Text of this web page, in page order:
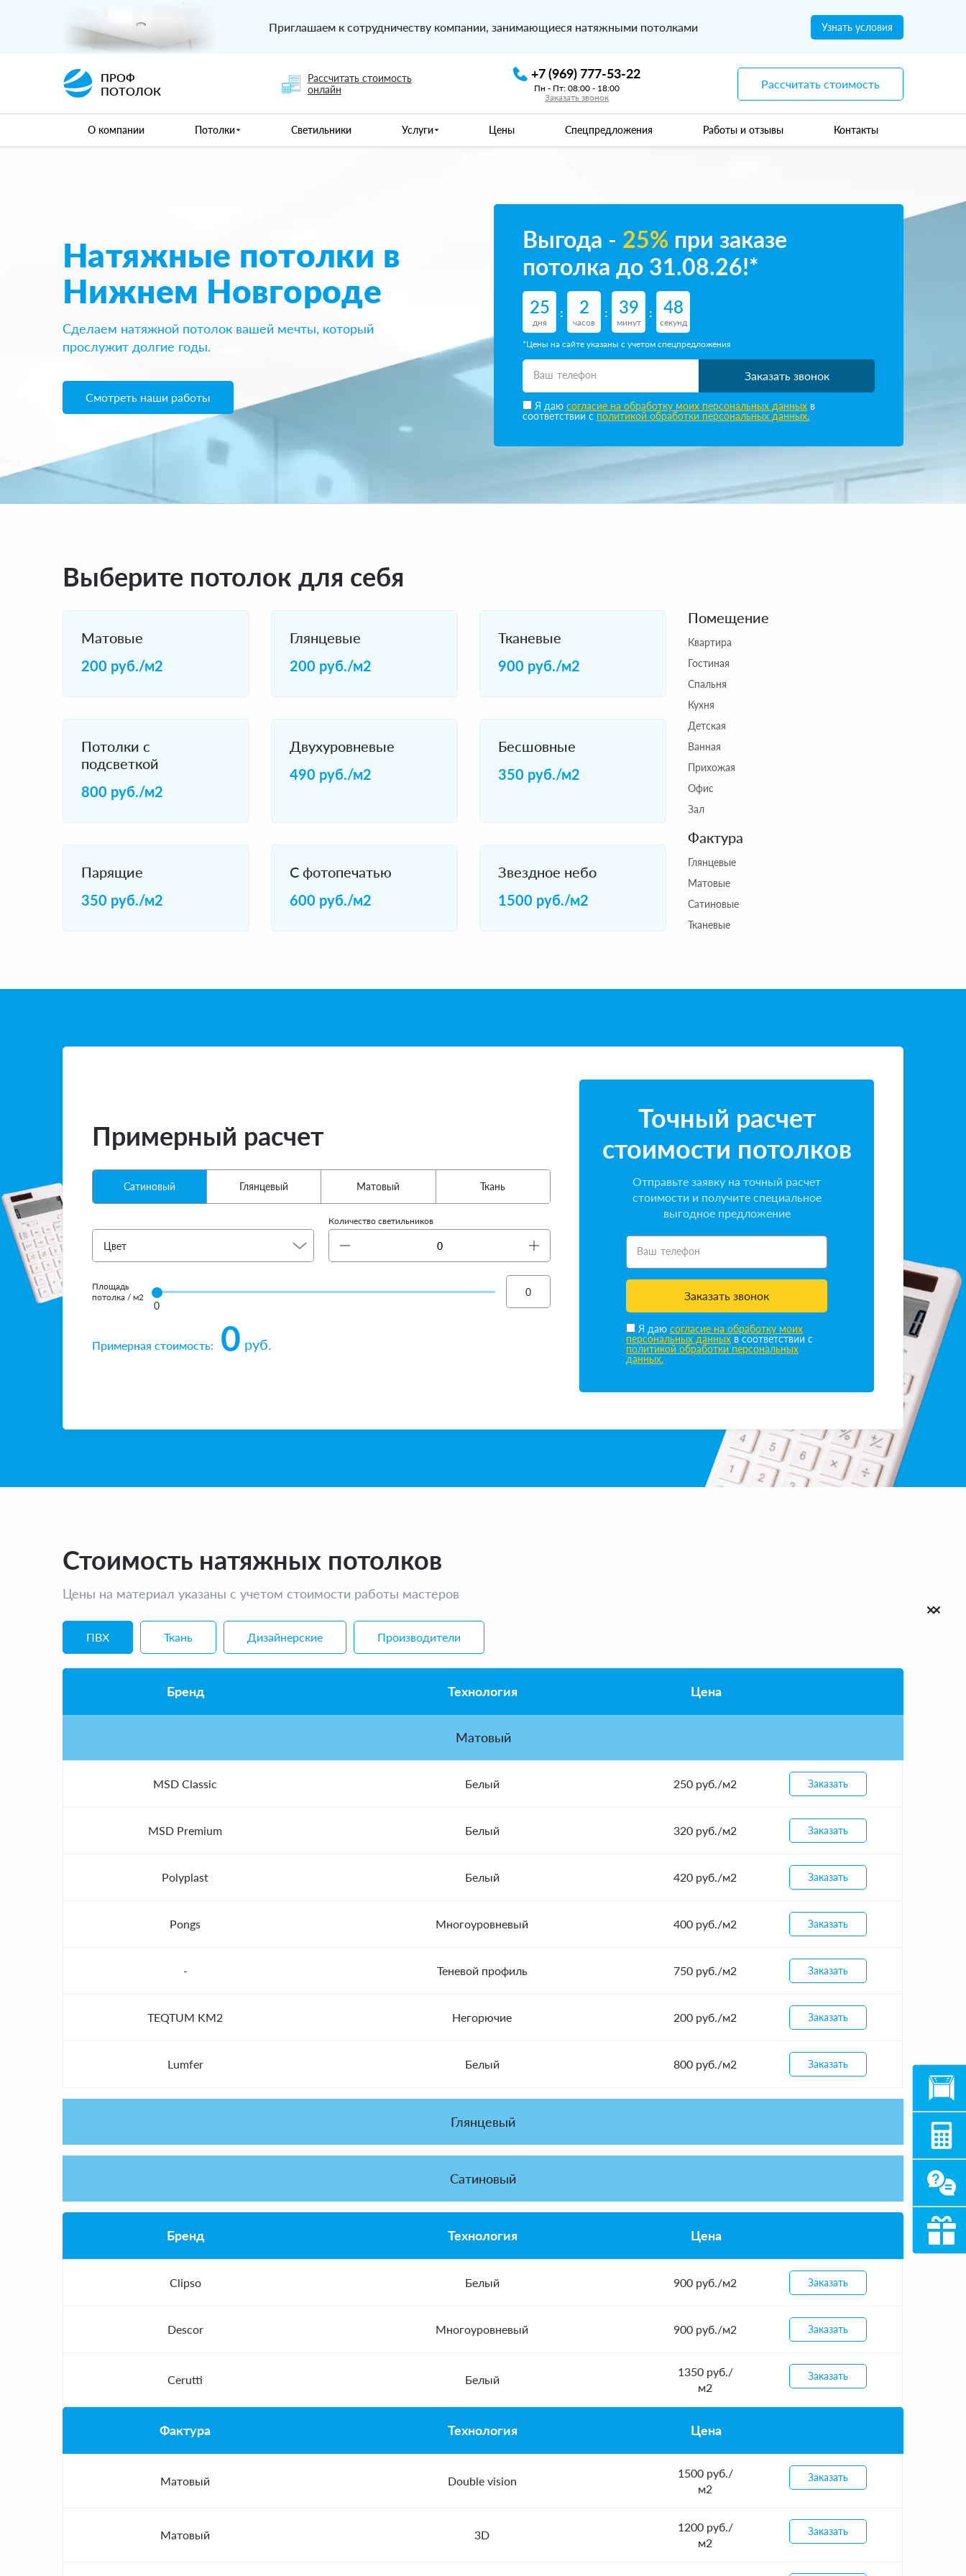
Приглашаем к сотрудничеству компании, занимающиеся натяжными потолками Узнать условия
ПРОФ
ПОТОЛОК
Рассчитать стоимость
онлайн
+7 (969) 777-53-22
Пн - Пт: 08:00 - 18:00
Заказать звонок
Рассчитать стоимость
О компании Потолки Светильники Услуги Цены Спецпредложения Работы и отзывы Контакты
Натяжные потолки в
Нижнем Новгороде
Сделаем натяжной потолок вашей мечты, который
прослужит долгие годы.
Смотреть наши работы
Выгода - 25% при заказе
потолка до 31.08.26!*
25
дня
: 2
часов
: 39
минут
: 47
секунд
*Цены на сайте указаны с учетом спецпредложения
Ваш телефон Заказать звонок
Я даю согласие на обработку моих персональных данных в
соответствии с политикой обработки персональных данных.
Выберите потолок для себя
Матовые
200 руб./м2
Глянцевые
200 руб./м2
Тканевые
900 руб./м2
Потолки с
подсветкой
800 руб./м2
Двухуровневыe
490 руб./м2
Бесшовные
350 руб./м2
Парящие
350 руб./м2
С фотопечатью
600 руб./м2
Звездное небо
1500 руб./м2
Помещение
Квартира
Гостиная
Спальня
Кухня
Детская
Ванная
Прихожая
Офис
Зал
Фактура
Глянцевые
Матовые
Сатиновые
Тканевые
Примерный расчет
Сатиновый Глянцевый Матовый Ткань
Цвет
Количество светильников
Площадь
потолка / м2
0
Примерная стоимость: 0 руб.
Точный расчет
стоимости потолков
Отправьте заявку на точный расчет
стоимости и получите специальное
выгодное предложение
Ваш телефон
Заказать звонок
Я даю согласие на обработку моих
персональных данных в соответствии с
политикой обработки персональных
данных.
Стоимость натяжных потолков
Цены на материал указаны с учетом стоимости работы мастеров
ПВХ Ткань Дизайнерские Производители
Бренд Технология Цена
Матовый
MSD Classic Белый 250 руб./м2 Заказать
MSD Premium Белый 320 руб./м2 Заказать
Polyplast Белый 420 руб./м2 Заказать
Pongs Многоуровневый 400 руб./м2 Заказать
- Теневой профиль 750 руб./м2 Заказать
TEQTUM KM2 Негорючие 200 руб./м2 Заказать
Lumfer Белый 800 руб./м2 Заказать
Глянцевый
Сатиновый
Бренд Технология Цена
Clipso Белый 900 руб./м2 Заказать
Descor Многоуровневый 900 руб./м2 Заказать
Cerutti Белый
1350 руб./
м2
Заказать
Фактура Технология Цена
Матовый Double vision
1500 руб./
м2
Заказать
Матовый 3D
1200 руб./
м2
Заказать